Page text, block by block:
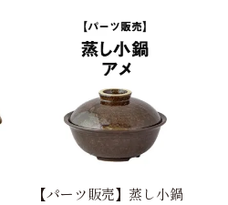
【パーツ販売】蒸し小鍋